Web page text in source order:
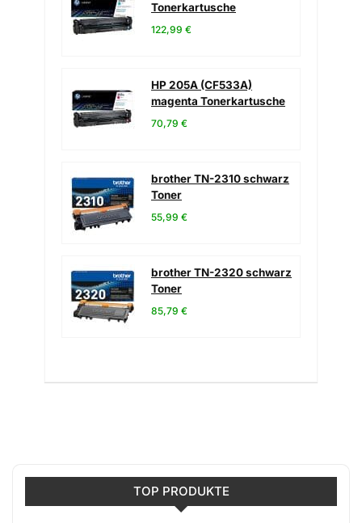
Tonerkartusche
122,99 €
HP 205A (CF533A)
magenta Tonerkartusche
70,79 €
brother TN-2310 schwarz
Toner
55,99 €
brother TN-2320 schwarz
Toner
85,79 €
TOP PRODUKTE